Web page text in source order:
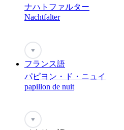
ナハトファルター
Nachtfalter
♥
フランス語
パピヨン・ド・ニュイ
papillon de nuit
♥